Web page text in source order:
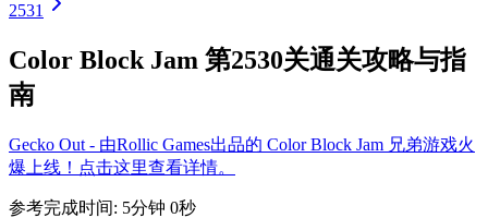
2531
Color Block Jam 第2530关通关攻略与指
南
Gecko Out - 由Rollic Games出品的 Color Block Jam 兄弟游戏火
爆上线！点击这里查看详情。
参考完成时间: 5分钟 0秒